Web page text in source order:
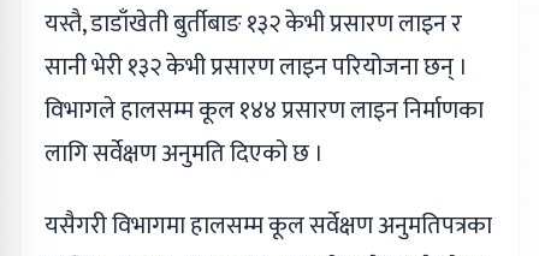
यस्तै, डाडाँखेती बुर्तीबाङ १३२ केभी प्रसारण लाइन र
सानी भेरी १३२ केभी प्रसारण लाइन परियोजना छन् ।
विभागले हालसम्म कूल १४४ प्रसारण लाइन निर्माणका
लागि सर्वेक्षण अनुमति दिएको छ ।
यसैगरी विभागमा हालसम्म कूल सर्वेक्षण अनुमतिपत्रका